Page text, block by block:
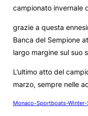
campionato invernale
grazie a questa
Banca del Sempione
largo margine sul suo
L’ultimo atto del
marzo, sempre nelle
Monaco-Sportboats-